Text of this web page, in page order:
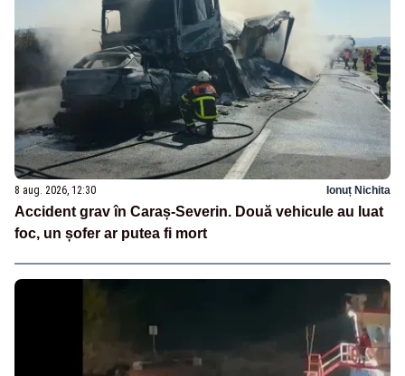
8 aug. 2026, 12:30 Ionuț Nichita
Accident grav în Caraș-Severin. Două vehicule au luat
foc, un șofer ar putea fi mort